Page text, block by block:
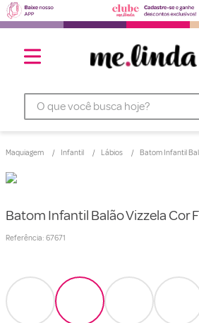
O que você busca hoje?
Maquiagem Infantil Lábios Batom Infantil
Batom Infantil Balão Vizzela Cor
Referência: 67671